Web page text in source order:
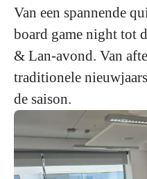
Van een spannende
board game night tot
& Lan-avond. Van
traditionele
de saison.